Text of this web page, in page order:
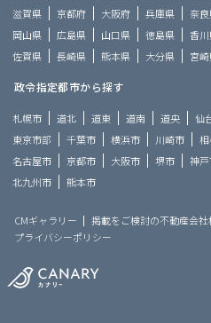
滋賀県
京都府 大阪府 兵庫県 奈
岡山県
広島県 山口県 徳島県 香
佐賀県
長崎県 熊本県 大分県 宮
政令指定都市から探す
札幌市 道北 道東 道南 道央 仙
東京市部
千葉市 横浜市 川崎市
名古屋市
京都市 大阪市 堺市 神
北九州市
熊本市
CMギャラリー 掲載をご検討の不動産会社
プライバシーポリシー